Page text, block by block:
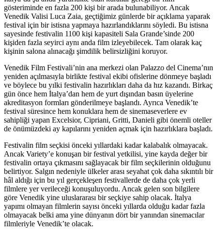
gösteriminde en fazla 200 kişi bir arada bulunabiliyor. Ancak
Venedik Valisi Luca Zaia, geçtiğimiz günlerde bir açıklama yaparak
festival için bir istisna yapmaya hazırlandıklarını söyledi. Bu istisna
sayesinde festivalin 1100 kişi kapasiteli Sala Grande’sinde 200
kişiden fazla seyirci aynı anda film izleyebilecek. Tam olarak kaç
kişinin salona alınacağı şimdilik belirsizliğini koruyor.
Venedik Film Festivali’nin ana merkezi olan Palazzo del Cinema’nın
yeniden açılmasıyla birlikte festival ekibi ofislerine dönmeye başladı
ve böylece bu yılki festivalin hazırlıkları daha da hız kazandı. Birkaç
gün önce hem İtalya’dan hem de yurt dışından basın üyelerine
akreditasyon formları gönderilmeye başlandı. Ayrıca Venedik’te
festival süresince hem konuklara hem de sinemaseverlere ev
sahipliği yapan Excelsior, Cipriani, Gritti, Danieli gibi önemli oteller
de önümüzdeki ay kapılarını yeniden açmak için hazırlıklara başladı.
Festivalin film seçkisi önceki yıllardaki kadar kalabalık olmayacak.
Ancak Variety’e konuşan bir festival yetkilisi, yine kayda değer bir
festivalin ortaya çıkmasını sağlayacak bir film seçkilerinin olduğunu
belirtiyor. Salgın nedeniyle ülkeler arası seyahat çok daha sıkıntılı bir
hâl aldığı için bu yıl gerçekleşen festivallerde de daha çok yerli
filmlere yer verileceği konuşuluyordu. Ancak gelen son bilgilere
göre Venedik yine uluslararası bir seçkiye sahip olacak. İtalya
yapımı olmayan filmlerin sayısı önceki yıllarda olduğu kadar fazla
olmayacak belki ama yine dünyanın dört bir yanından sinemacılar
filmleriyle Venedik’te olacak.